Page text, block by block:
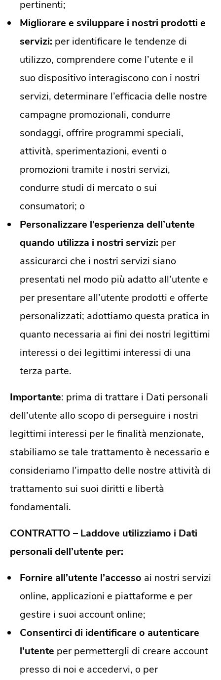
pertinenti;
Migliorare e sviluppare i nostri prodotti e
servizi: per identificare le tendenze di
utilizzo, comprendere come l’utente e il
suo dispositivo interagiscono con i nostri
servizi, determinare l’efficacia delle nostre
campagne promozionali, condurre
sondaggi, offrire programmi speciali,
attività, sperimentazioni, eventi o
promozioni tramite i nostri servizi,
condurre studi di mercato o sui
consumatori; o
Personalizzare l’esperienza dell’utente
quando utilizza i nostri servizi: per
assicurarci che i nostri servizi siano
presentati nel modo più adatto all’utente e
per presentare all’utente prodotti e offerte
personalizzati; adottiamo questa pratica in
quanto necessaria ai fini dei nostri legittimi
interessi o dei legittimi interessi di una
terza parte.
Importante: prima di trattare i Dati personali
dell’utente allo scopo di perseguire i nostri
legittimi interessi per le finalità menzionate,
stabiliamo se tale trattamento è necessario e
consideriamo l’impatto delle nostre attività di
trattamento sui suoi diritti e libertà
fondamentali.
CONTRATTO – Laddove utilizziamo i Dati
personali dell’utente per:
Fornire all’utente l’accesso ai nostri servizi
online, applicazioni e piattaforme e per
gestire i suoi account online;
Consentirci di identificare o autenticare
l’utente per permettergli di creare account
presso di noi e accedervi, o per